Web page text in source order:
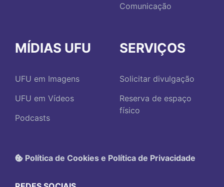
Comunicação
MÍDIAS UFU
UFU em Imagens
UFU em Vídeos
Podcasts
SERVIÇOS
Solicitar divulgação
Reserva de espaço
físico
Política de Cookies e Política de Privacidade